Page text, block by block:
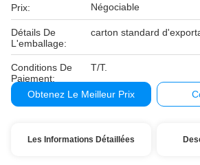
Prix: Négociable
Détails De
L'emballage:
carton standard
Conditions De
Paiement:
T/T.
Obtenez Le Meilleur Prix
Les Informations Détaillées